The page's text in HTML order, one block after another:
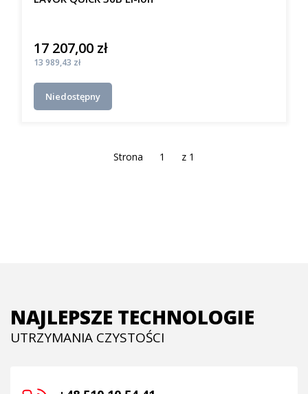
Cena
17 207,00 zł
Cena
13 989,43 zł
Niedostępny
Strona z 1
NAJLEPSZE TECHNOLOGIE
UTRZYMANIA CZYSTOŚCI